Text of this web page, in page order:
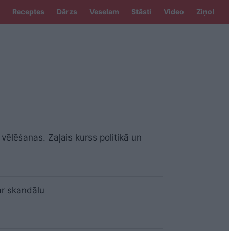
Receptes Dārzs Veselam Stāsti Video Ziņo!
vēlēšanas. Zaļais kurss politikā un
skandālu